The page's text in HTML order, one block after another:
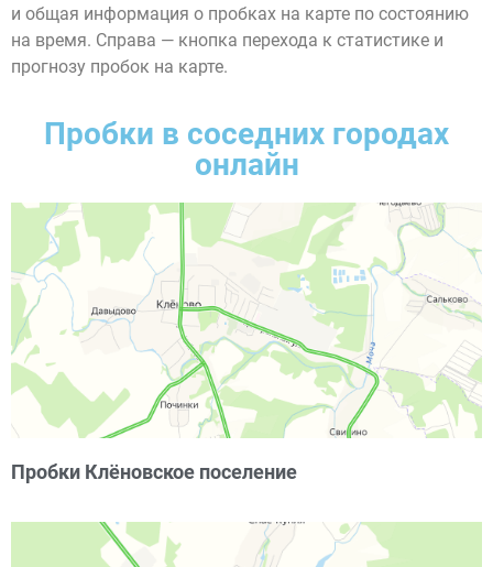
и общая информация о пробках на карте по состоянию
на время. Справа — кнопка перехода к статистике и
прогнозу пробок на карте.
Пробки в соседних городах
онлайн
Пробки Клёновское поселение